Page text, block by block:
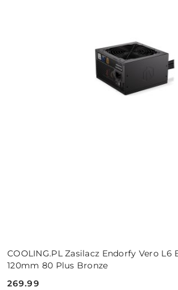
COOLING.PL Zasilacz Endorfy Vero L6
120mm 80 Plus Bronze
269.99